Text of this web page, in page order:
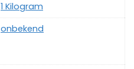
‎1 Kilogram
‎onbekend